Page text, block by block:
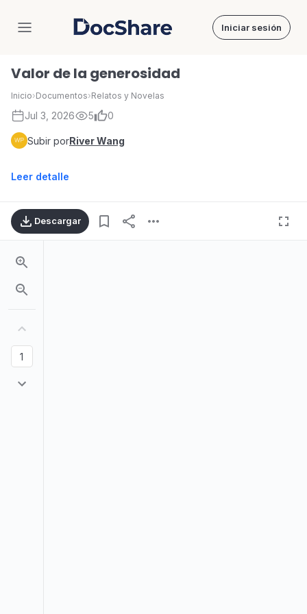
DocShare Iniciar sesión
Valor de la generosidad
Inicio›Documentos›Relatos y Novelas
Jul 3, 2026 5 0
Subir porRiver Wang
Leer detalle
Descargar